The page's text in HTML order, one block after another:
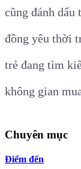
cũng đánh
đồng yêu thời
trẻ đang tìm
không gian
Chuyên mục
Điểm đến